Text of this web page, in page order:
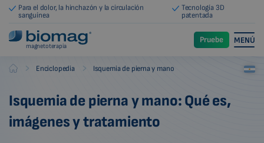
Para el dolor, la hinchazón y la circulación
sanguínea
Tecnología 3D
patentada
magnetoterapia
Pruebe MENÚ
Biomag Enciclopedia Isquemia de pierna y mano
Isquemia de pierna y mano: Qué es,
imágenes y tratamiento